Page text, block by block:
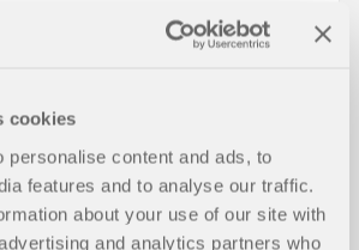
cookies
personalise content and ads, to
features and to analyse our traffic.
about your use of our site with
and analytics partners who
przekrojów są interpolowane.
szczególnie skomplikowane w
połączeń gdzie występują
w jednym rzędzie oraz
zginanie, ponieważ nie istnieją
do wymiarowania tego typu
klasyfikacji pr
NOWY